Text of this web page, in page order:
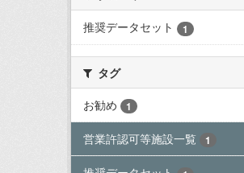
推奨データセット
1
タグ
お勧め
1
営業許認可等施設一覧 1